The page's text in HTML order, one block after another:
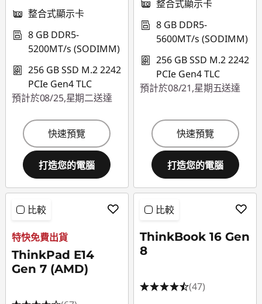
整合式顯示卡
8 GB DDR5-
5200MT/s (SODIMM)
256 GB SSD M.2 2242
PCIe Gen4 TLC
預計於08/25,星期二送達
快速預覽
打造您的電腦
整合式顯示卡
8 GB DDR5-
5600MT/s (SODIMM)
256 GB SSD M.2 2242
PCIe Gen4 TLC
預計於08/21,星期五送達
快速預覽
打造您的電腦
比較
特快免費出貨
ThinkPad E14
Gen 7 (AMD)
比較
ThinkBook 16 Gen
8
(47)